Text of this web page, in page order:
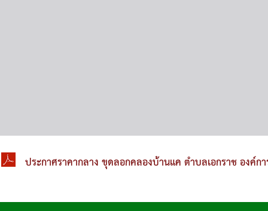
ประกาศราคากลาง ขุดลอกคลองบ้านแค ตำบลเอกราช องค์